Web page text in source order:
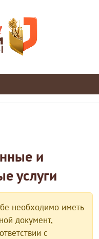
и
услуги
необходимо иметь
документ,
с